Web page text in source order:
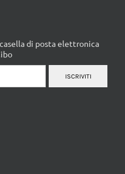
di posta elettronica
ISCRIVITI